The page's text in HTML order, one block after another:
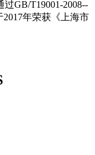
GB/T19001-2008--
2017年荣获《上海市